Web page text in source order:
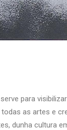
para
as artes e
dunha cultura